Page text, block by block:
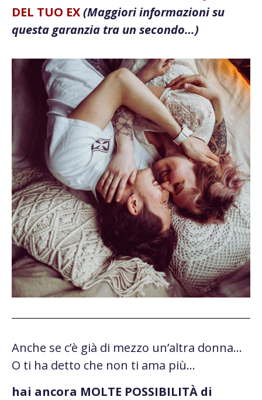
DEL TUO EX(Maggiori informazioni su
questa garanzia tra un secondo…)
Anche se c’è già di mezzo un’altra donna…
O ti ha detto che non ti ama più…
hai ancora MOLTE POSSIBILITÀ di